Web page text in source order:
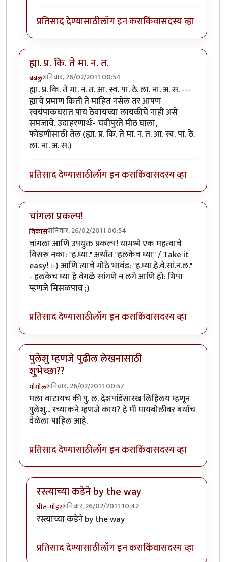
प्रतिसाद देण्यासाठीलॉग इन कराकिंवासदस्य व्हा
ह्या. प्र. कि. ते मा. न. त.
बबलुशनिवार, 26/02/2011 00:54
ह्या. प्र. कि. ते मा. न. त. आ. स्व. पा. ठे. ला. ना. अ. स. ---
ह्याचे प्रमाण किती ते माहित नसेल तर आपण
स्वयंपाकघरात पाय ठेवायच्या लायकीचे नाही असे
समजावे. उदाहरणार्थः- चवीपुरते मीठ घाला,
फोडणीसाठी तेल (ह्या. प्र. कि. ते मा. न. त. आ. स्व. पा. ठे.
ला. ना. अ. स.)
प्रतिसाद देण्यासाठीलॉग इन कराकिंवासदस्य व्हा
चांगला प्रकल्प!
विकासशनिवार, 26/02/2011 00:54
चांगला आणि उपयुक्त प्रकल्प! यामध्ये एक महत्वाचे
विसरू नका: "ह.घ्या." अर्थात "हलकेच घ्या" / Take it
easy! :-) आणि त्याचे मोठे भावंड: "ह.घ्या.हे.वे.सां.न.ल."
- हलकेच घ्या हे वेगळे सांगणे न लगे आणि हो: मिपा
म्हणजे मिसळपाव ;)
प्रतिसाद देण्यासाठीलॉग इन कराकिंवासदस्य व्हा
पुलेशु म्हणजे पुढील लेखनासाठी
शुभेच्छा??
गोगोलशनिवार, 26/02/2011 00:57
मला वाटायच की पु. ल. देशपांडेंसारख लिहिलय म्हणून
पुलेशु... रच्याकने म्हणजे काय? हे मी मायबोलीवर बर्याच
वेळेला पाहिल आहे.
प्रतिसाद देण्यासाठीलॉग इन कराकिंवासदस्य व्हा
रस्त्याच्या कडेने by the way
प्रीत-मोहरशनिवार, 26/02/2011 10:42
In reply toपुलेशु म्हणजे पुढील लेखनासाठी शुभेच्छा??
रस्त्याच्या कडेने by the way
प्रतिसाद देण्यासाठीलॉग इन कराकिंवासदस्य व्हा